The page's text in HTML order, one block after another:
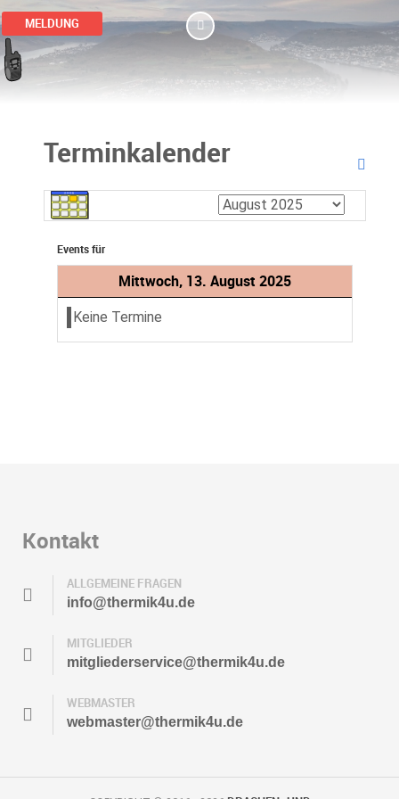
MELDUNG
Terminkalender
Events für
Mittwoch, 13. August 2025
Keine Termine
Kontakt
ALLGEMEINE FRAGEN
info@thermik4u.de
MITGLIEDER
mitgliederservice@thermik4u.de
WEBMASTER
webmaster@thermik4u.de